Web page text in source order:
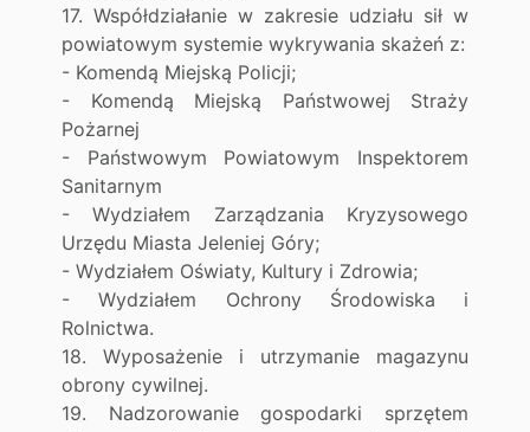
17. Współdziałanie w zakresie udziału sił w
powiatowym systemie wykrywania skażeń z:
- Komendą Miejską Policji;
- Komendą Miejską Państwowej Straży
Pożarnej
- Państwowym Powiatowym Inspektorem
Sanitarnym
- Wydziałem Zarządzania Kryzysowego
Urzędu Miasta Jeleniej Góry;
- Wydziałem Oświaty, Kultury i Zdrowia;
- Wydziałem Ochrony Środowiska i
Rolnictwa.
18. Wyposażenie i utrzymanie magazynu
obrony cywilnej.
19. Nadzorowanie gospodarki sprzętem